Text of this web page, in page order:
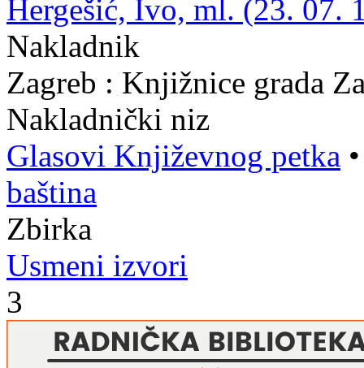
Hergešić, Ivo, ml. (23. 07.
Nakladnik
Zagreb : Knjižnice grada
Nakladnički niz
Glasovi Književnog petka
baština
Zbirka
Usmeni izvori
3